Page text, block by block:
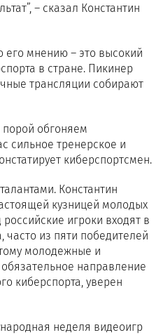
– сказал Константин
его мнению – это высокий
в стране. Пикинер
трансляции собирают
обгоняем
сильное тренерское и
киберспортсмен.
Константин
кузницей молодых
игроки входят в
часто из пяти победителей
молодежные и
направление
киберспорта, уверен
неделя видеоигр